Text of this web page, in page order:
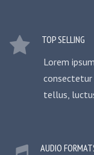
TOP SELLING
Lorem
tellus,
AUDIO